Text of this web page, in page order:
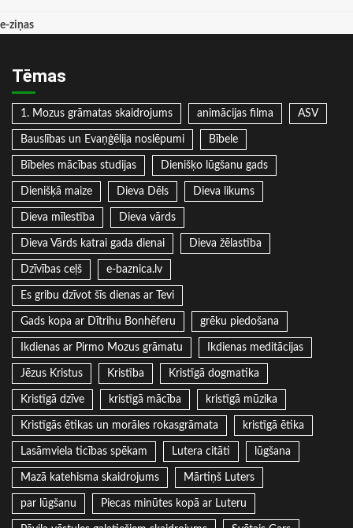
e-ziņas
Tēmas
1. Mozus grāmatas skaidrojums animācijas filma ASV
Bauslības un Evaņģēlija noslēpumi Bībele
Bībeles mācības studijas Dienišķo lūgšanu gads
Dienišķā maize Dieva Dēls Dieva likums
Dieva mīlestība Dieva vārds
Dieva Vārds katrai gada dienai Dieva žēlastība
Dzīvības ceļš e-baznica.lv
Es gribu dzīvot šīs dienas ar Tevi
Gads kopa ar Dītrihu Bonhēferu grēku piedošana
Ikdienas ar Pirmo Mozus grāmatu Ikdienas meditācijas
Jēzus Kristus Kristība Kristīgā dogmatika
Kristīgā dzīve kristīgā mācība kristīgā mūzika
Kristīgās ētikas un morāles rokasgrāmata kristīgā ētika
Lasāmviela ticības spēkam Lutera citāti lūgšana
Mazā katehisma skaidrojums Mārtiņš Luters
par lūgšanu Piecas minūtes kopā ar Luteru